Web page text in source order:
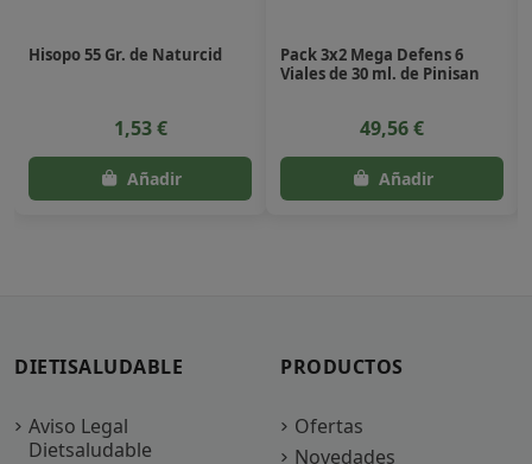
Hisopo 55 Gr. de Naturcid
1,53 €
Pack 3x2 Mega Defens 6
Viales de 30 ml. de Pinisan
49,56 €
DIETISALUDABLE
Aviso Legal
Dietsaludable
PRODUCTOS
Ofertas
Novedades